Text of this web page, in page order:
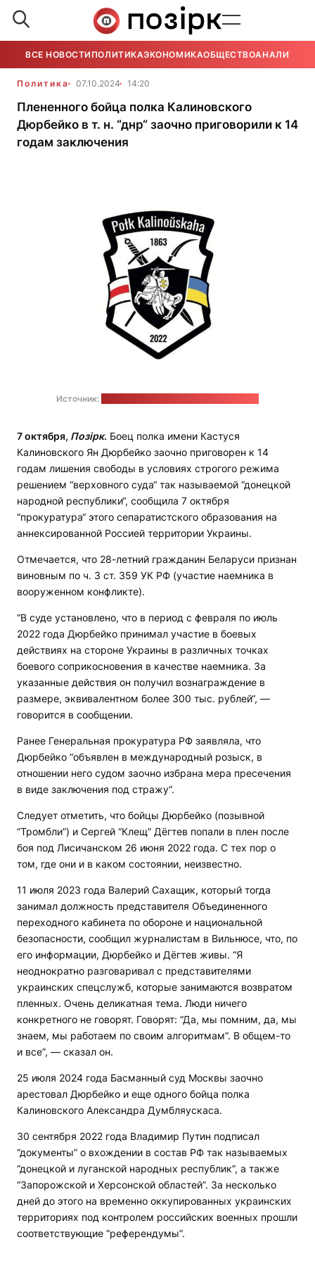
ВСЕ НОВОСТИ ПОЛИТИКАЭКОНОМИКАОБЩЕСТВОАНАЛИТИКА
Политика 07.10.2024 14:20
Плененного бойца полка Калиновского
Дюрбейко в т. н. “днр“ заочно приговорили к 14
годам заключения
Источник:
7 октября, Позірк. Боец полка имени Кастуся
Калиновского Ян Дюрбейко заочно приговорен к 14
годам лишения свободы в условиях строгого режима
решением “верховного суда“ так называемой “донецкой
народной республики“, сообщила 7 октября
“прокуратура“ этого сепаратистского образования на
аннексированной Россией территории Украины.
Отмечается, что 28-летний гражданин Беларуси признан
виновным по ч. 3 ст. 359 УК РФ (участие наемника в
вооруженном конфликте).
“В суде установлено, что в период с февраля по июль
2022 года Дюрбейко принимал участие в боевых
действиях на стороне Украины в различных точках
боевого соприкосновения в качестве наемника. За
указанные действия он получил вознаграждение в
размере, эквивалентном более 300 тыс. рублей“, —
говорится в сообщении.
Ранее Генеральная прокуратура РФ заявляла, что
Дюрбейко “объявлен в международный розыск, в
отношении него судом заочно избрана мера пресечения
в виде заключения под стражу“.
Следует отметить, что бойцы Дюрбейко (позывной
“Тромбли”) и Сергей “Клещ” Дёгтев попали в плен после
боя под Лисичанском 26 июня 2022 года. С тех пор о
том, где они и в каком состоянии, неизвестно.
11 июля 2023 года Валерий Сахащик, который тогда
занимал должность представителя Объединенного
переходного кабинета по обороне и национальной
безопасности, сообщил журналистам в Вильнюсе, что, по
его информации, Дюрбейко и Дёгтев живы. “Я
неоднократно разговаривал с представителями
украинских спецслужб, которые занимаются возвратом
пленных. Очень деликатная тема. Люди ничего
конкретного не говорят. Говорят: “Да, мы помним, да, мы
знаем, мы работаем по своим алгоритмам”. В общем-то
и все”, — сказал он.
25 июля 2024 года Басманный суд Москвы заочно
арестовал Дюрбейко и еще одного бойца полка
Калиновского Александра Думбляускаса.
30 сентября 2022 года Владимир Путин подписал
“документы” о вхождении в состав РФ так называемых
“донецкой и луганской народных республик”, а также
“Запорожской и Херсонской областей”. За несколько
дней до этого на временно оккупированных украинских
территориях под контролем российских военных прошли
соответствующие “референдумы”.